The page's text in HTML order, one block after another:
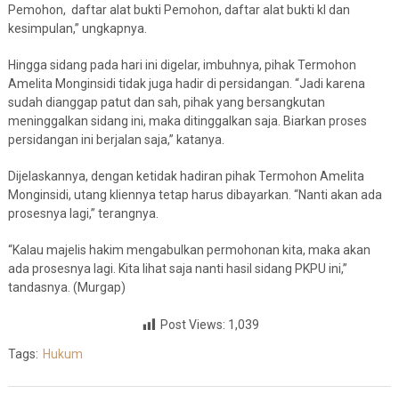
Pemohon, daftar alat bukti Pemohon, daftar alat bukti kl dan
kesimpulan,” ungkapnya.
Hingga sidang pada hari ini digelar, imbuhnya, pihak Termohon
Amelita Monginsidi tidak juga hadir di persidangan. “Jadi karena
sudah dianggap patut dan sah, pihak yang bersangkutan
meninggalkan sidang ini, maka ditinggalkan saja. Biarkan proses
persidangan ini berjalan saja,” katanya.
Dijelaskannya, dengan ketidak hadiran pihak Termohon Amelita
Monginsidi, utang kliennya tetap harus dibayarkan. “Nanti akan ada
prosesnya lagi,” terangnya.
“Kalau majelis hakim mengabulkan permohonan kita, maka akan
ada prosesnya lagi. Kita lihat saja nanti hasil sidang PKPU ini,”
tandasnya. (Murgap)
Post Views: 1,039
Tags: Hukum